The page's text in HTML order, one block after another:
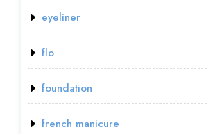
eyeliner
flo
foundation
french manicure